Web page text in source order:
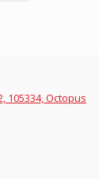
105334, Octopus